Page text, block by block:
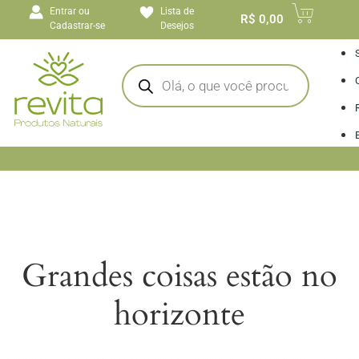
conteúdoEntrar ou
Cadastrar-se
Lista de
Desejos
R$ 0,00
Grandes coisas estão no
horizonte